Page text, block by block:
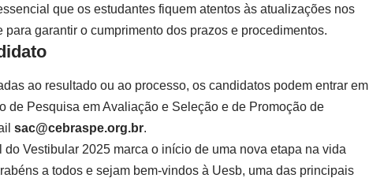
que os estudantes fiquem atentos às atualizações nos
garantir o cumprimento dos prazos e procedimentos.
ao resultado ou ao processo, os candidatos podem entrar em
de Pesquisa em Avaliação e Seleção e de Promoção de
sac@cebraspe.org.br.
Vestibular 2025 marca o início de uma nova etapa na vida
a todos e sejam bem-vindos à Uesb, uma das principais